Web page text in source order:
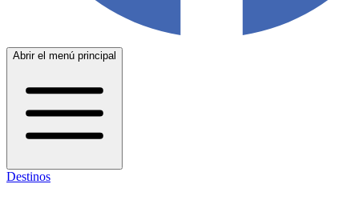
Abrir el menú principal
Destinos